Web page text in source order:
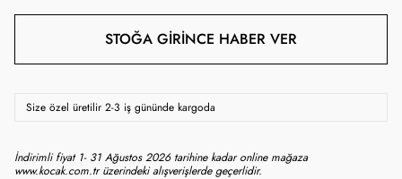
STOĞA GIRINCE HABER VER
Size özel üretilir 2-3 iş gününde kargoda
İndirimli fiyat 1- 31 Ağustos 2026 tarihine kadar online mağaza
www.kocak.com.tr üzerindeki alışverişlerde geçerlidir.